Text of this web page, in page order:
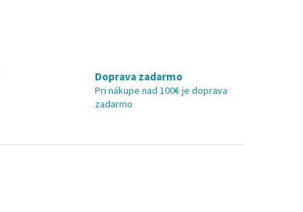
Doprava zadarmo
Pri nákupe nad 100€ je doprava
zadarmo